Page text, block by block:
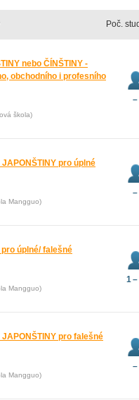
Poč.
nebo ČÍNŠTINY -
obchodního i profesního
škola)
–
JAPONŠTINY pro úplné
Mangguo)
–
úplné/ falešné
Mangguo)
1
JAPONŠTINY pro falešné
Mangguo)
–